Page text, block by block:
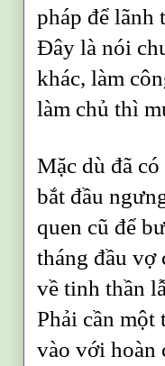
pháp để lãnh
Đây là nói
khác, làm
làm chủ thì
Mặc dù đã
bắt đầu
quen cũ để
tháng đầu
về tinh thần
Phải cần
vào với hoàn